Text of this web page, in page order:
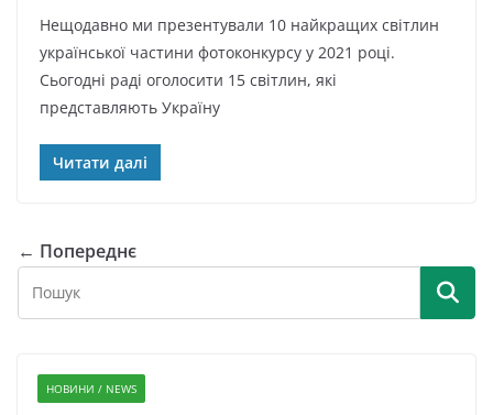
Нещодавно ми презентували 10 найкращих світлин
української частини фотоконкурсу у 2021 році.
Сьогодні раді оголосити 15 світлин, які
представляють Україну
Читати далі
← Попереднє
НОВИНИ / NEWS